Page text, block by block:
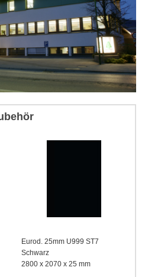
Eurod. 25mm U999 ST7
Schwarz
2800 x 2070 x 25 mm